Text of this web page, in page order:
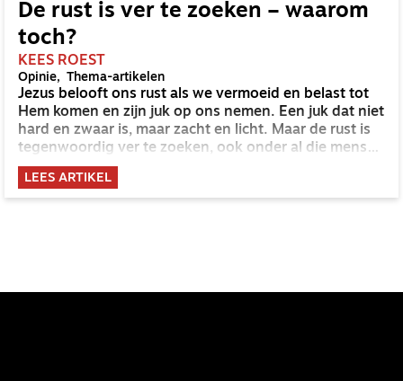
De rust is ver te zoeken – waarom
toch?
KEES ROEST
Opinie Thema-artikelen
Jezus belooft ons rust als we vermoeid en belast tot
Hem komen en zijn juk op ons nemen. Een juk dat niet
hard en zwaar is, maar zacht en licht. Maar de rust is
tegenwoordig ver te zoeken, ook onder al die mensen
die Jezus willen volgen. Hoe komt dat toch? Een
antwoord vanuit de psychologie, steeds ook weer
terugkerend naar de grazige weiden en stille wateren
LEES ARTIKEL